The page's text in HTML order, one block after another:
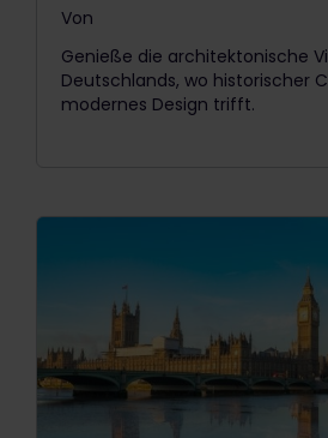
Von
Genieße die architektonische
Deutschlands, wo historischer
modernes Design trifft.